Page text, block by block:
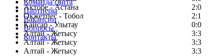
Актобе - Астана
2:0
Окжетпес - Тобол
2:1
Кайсар - Улытау
0:0
Алтай - Жетысу
3:3
Алтай - Жетысу
3:3
Алтай - Жетысу
3:3
Команда сайта
Партнеры
Вакансии
Вопросы
Контакты